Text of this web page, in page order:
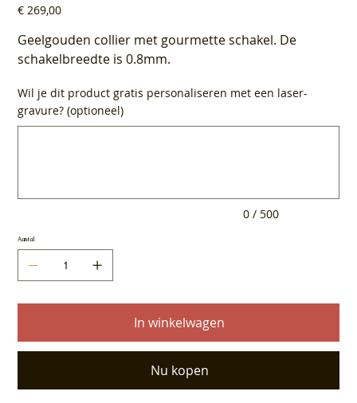
Prijs
€ 269,00
Geelgouden collier met gourmette schakel. De
schakelbreedte is 0.8mm.
Wil je dit product gratis personaliseren met een laser-
gravure? (optioneel)
0 / 500
Aantal
In winkelwagen
Nu kopen